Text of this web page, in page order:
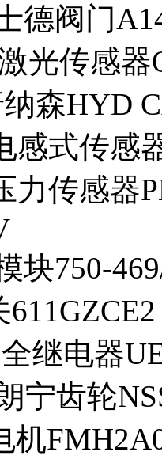
德阀门
光传感
森HYD
感式传感
力传感器
块750-
继电器
宁齿轮
机